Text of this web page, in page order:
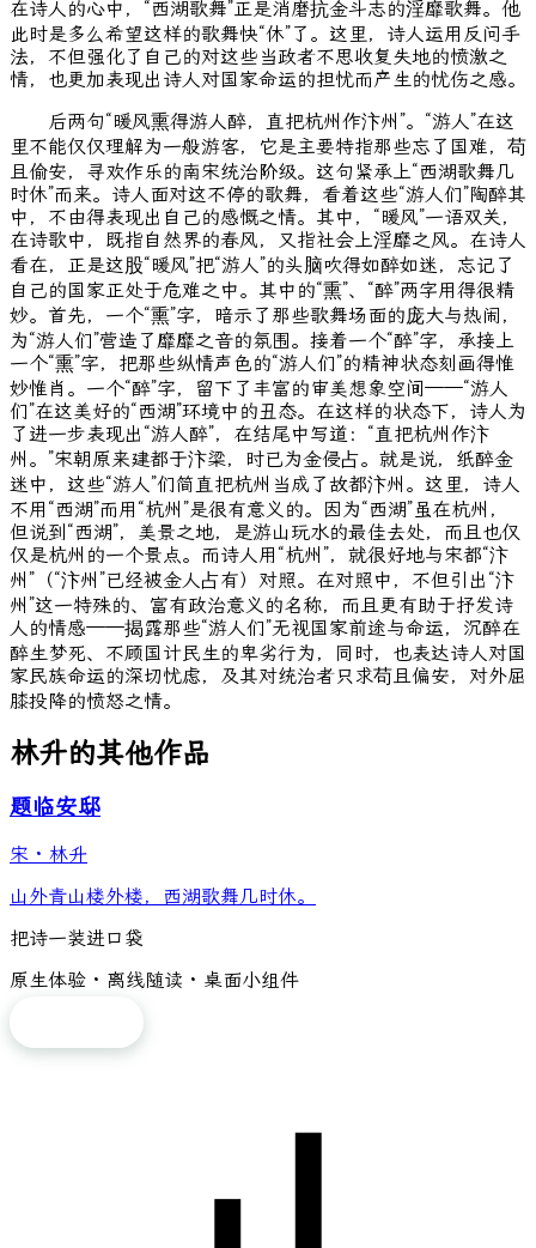
在诗人的心中，“西湖歌舞”正是消磨抗金斗志的淫靡歌舞。他
此时是多么希望这样的歌舞快“休”了。这里，诗人运用反问手
法，不但强化了自己的对这些当政者不思收复失地的愤激之
情，也更加表现出诗人对国家命运的担忧而产生的忧伤之感。
后两句“暖风熏得游人醉，直把杭州作汴州”。“游人”在这
里不能仅仅理解为一般游客，它是主要特指那些忘了国难，苟
且偷安，寻欢作乐的南宋统治阶级。这句紧承上“西湖歌舞几
时休”而来。诗人面对这不停的歌舞，看着这些“游人们”陶醉其
中，不由得表现出自己的感慨之情。其中，“暖风”一语双关，
在诗歌中，既指自然界的春风，又指社会上淫靡之风。在诗人
看在，正是这股“暖风”把“游人”的头脑吹得如醉如迷，忘记了
自己的国家正处于危难之中。其中的“熏”、“醉”两字用得很精
妙。首先，一个“熏”字，暗示了那些歌舞场面的庞大与热闹，
为“游人们”营造了靡靡之音的氛围。接着一个“醉”字，承接上
一个“熏”字，把那些纵情声色的“游人们”的精神状态刻画得惟
妙惟肖。一个“醉”字，留下了丰富的审美想象空间——“游人
们”在这美好的“西湖”环境中的丑态。在这样的状态下，诗人为
了进一步表现出“游人醉”，在结尾中写道：“直把杭州作汴
州。”宋朝原来建都于汴梁，时已为金侵占。就是说，纸醉金
迷中，这些“游人”们简直把杭州当成了故都汴州。这里，诗人
不用“西湖”而用“杭州”是很有意义的。因为“西湖”虽在杭州，
但说到“西湖”，美景之地，是游山玩水的最佳去处，而且也仅
仅是杭州的一个景点。而诗人用“杭州”，就很好地与宋都“汴
州”（“汴州”已经被金人占有）对照。在对照中，不但引出“汴
州”这一特殊的、富有政治意义的名称，而且更有助于抒发诗
人的情感——揭露那些“游人们”无视国家前途与命运，沉醉在
醉生梦死、不顾国计民生的卑劣行为，同时，也表达诗人对国
家民族命运的深切忧虑，及其对统治者只求苟且偏安，对外屈
膝投降的愤怒之情。
林升的其他作品
题临安邸
宋 · 林升
山外青山楼外楼，西湖歌舞几时休。
把诗一装进口袋
原生体验 · 离线随读 · 桌面小组件